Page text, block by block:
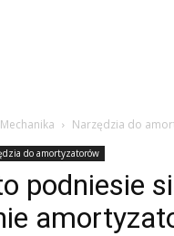
Mechanika Narzędzia do
do amortyzatorów
podniesie